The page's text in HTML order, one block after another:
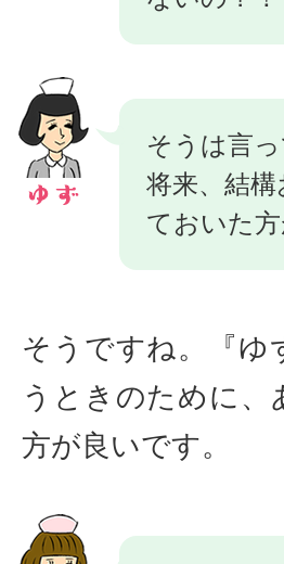
そうは言
将来、結
ておいた方
そうですね。『ゆ
うときのために
方が良いです。